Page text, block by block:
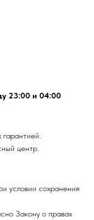
23:00 и 04:00
центр.
условии сохранения
Закону о правах